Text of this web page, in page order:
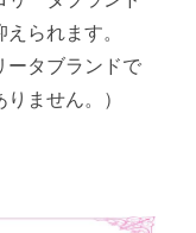
られます。
ータブランドで
ません。）